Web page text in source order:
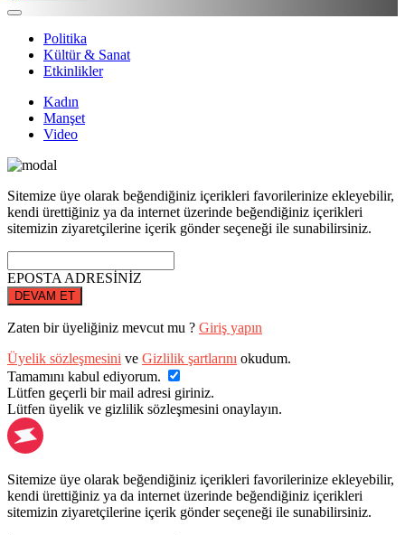
Politika
Kültür & Sanat
Etkinlikler
Kadın
Manşet
Video
Sitemize üye olarak beğendiğiniz içerikleri favorilerinize ekleyebilir,
kendi ürettiğiniz ya da internet üzerinde beğendiğiniz içerikleri
sitemizin ziyaretçilerine içerik gönder seçeneği ile sunabilirsiniz.
EPOSTA ADRESİNİZ
DEVAM ET
Zaten bir üyeliğiniz mevcut mu ? Giriş yapın
Üyelik sözleşmesini ve Gizlilik şartlarını okudum.
Tamamını kabul ediyorum.
Lütfen geçerli bir mail adresi giriniz.
Lütfen üyelik ve gizlilik sözleşmesini onaylayın.
Sitemize üye olarak beğendiğiniz içerikleri favorilerinize ekleyebilir,
kendi ürettiğiniz ya da internet üzerinde beğendiğiniz içerikleri
sitemizin ziyaretçilerine içerik gönder seçeneği ile sunabilirsiniz.